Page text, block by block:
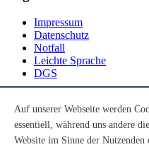
Impressum
Datenschutz
Notfall
Leichte Sprache
DGS
Youtube
Instagram
Auf unserer Webseite werden
essentiell, während uns andere
Website im Sinne der